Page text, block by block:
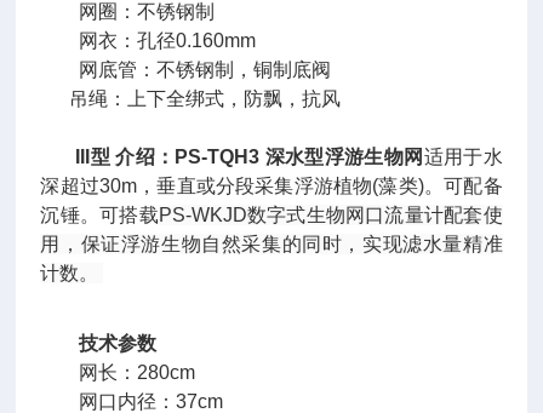
网圈：不锈钢制
网衣：孔径0.160mm
网底管：不锈钢制，铜制底阀
吊绳：上下全绑式，防飘，抗风
III型介绍： PS-TQH3 深水型浮游生物网 适用于水
深超过30m，垂直或分段采集浮游植物(藻类)。可配备
沉锤。可搭载PS-WKJD数字式生物网口流量计配套使
用，保证浮游生物自然采集的同时，实现滤水量精准
计数。
技术参数
网长：280cm
网口内径：37cm